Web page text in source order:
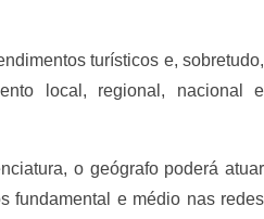
turísticos e, sobretudo,
local, regional, nacional e
o geógrafo poderá atuar
fundamental e médio nas redes